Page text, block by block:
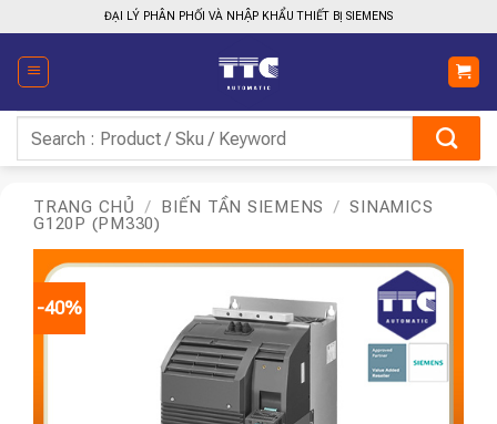
qua
nội
dung
ĐẠI LÝ PHÂN PHỐI VÀ NHẬP KHẨU THIẾT BỊ SIEMENS
kiếm:
TRANG CHỦ / BIẾN TẦN SIEMENS / SINAMICS
G120P (PM330)
-40%